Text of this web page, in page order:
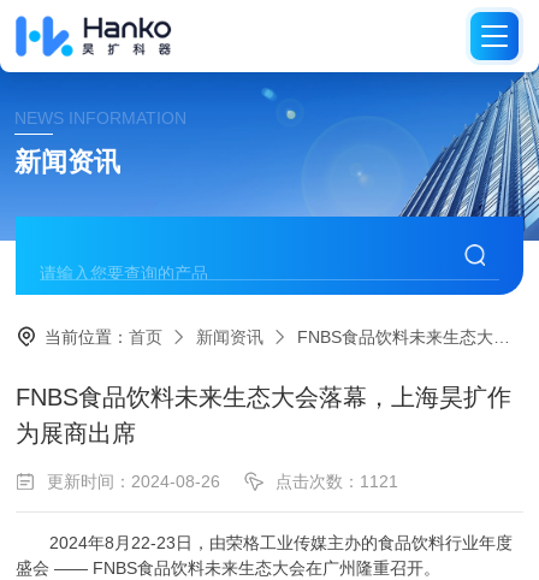
NEWS INFORMATION
新闻资讯
当前位置：首页 新闻资讯 FNBS食品饮料未来生态大会落幕，上海昊扩作为展商出席
FNBS食品饮料未来生态大会落幕，上海昊扩作
为展商出席
更新时间：2024-08-26 点击次数：1121
2024年8月22-23日，由荣格工业传媒主办的食品饮料行业年度
盛会 —— FNBS食品饮料未来生态大会在广州隆重召开。